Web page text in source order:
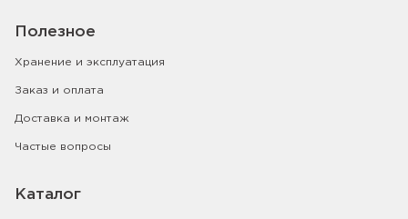
Полезное
Хранение и эксплуатация
Заказ и оплата
Доставка и монтаж
Частые вопросы
Каталог